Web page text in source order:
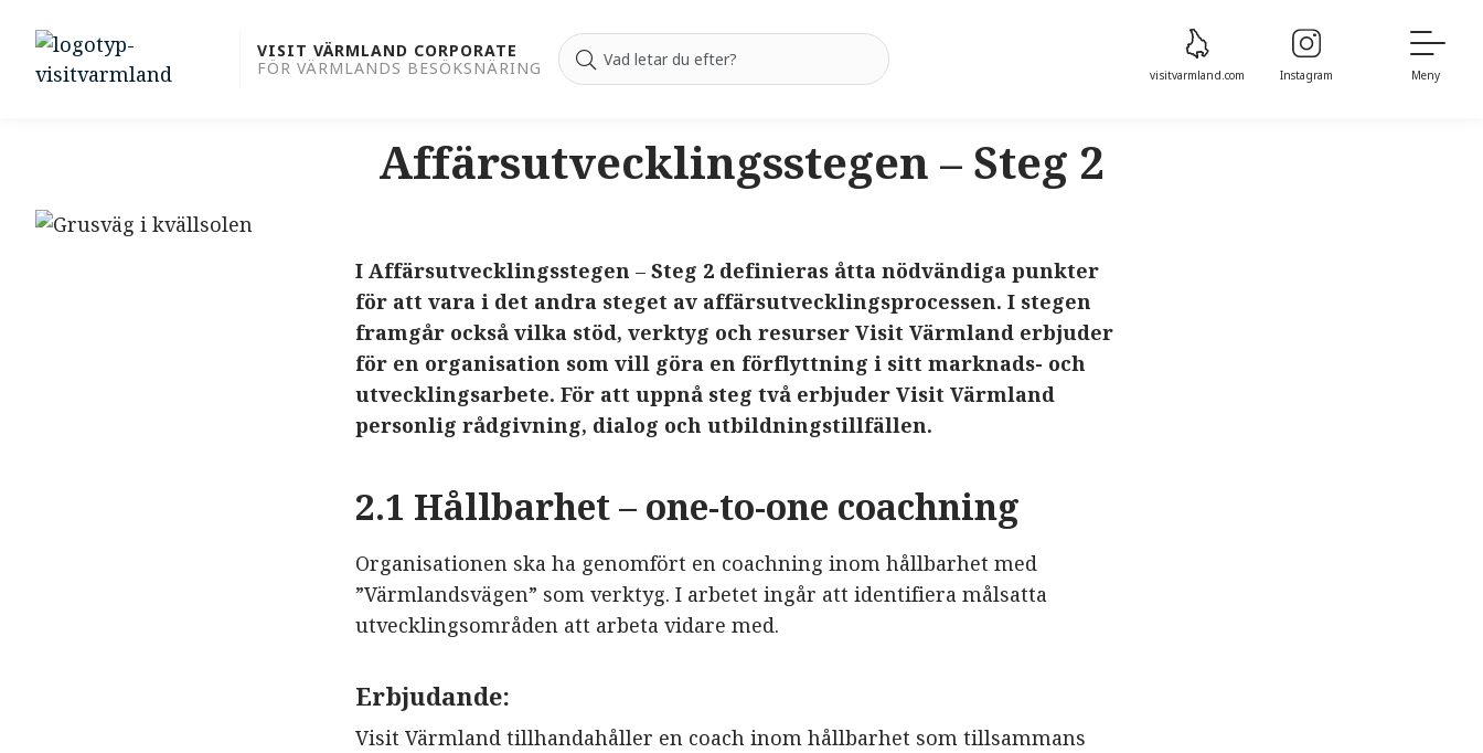
content
VISIT VÄRMLAND CORPORATE
FÖR VÄRMLANDS BESÖKSNÄRING
visitvarmland.com Instagram Meny
Affärsutvecklingsstegen – Steg 2
I Affärsutvecklingsstegen – Steg 2 definieras åtta nödvändiga punkter
för att vara i det andra steget av affärsutvecklingsprocessen. I stegen
framgår också vilka stöd, verktyg och resurser Visit Värmland erbjuder
för en organisation som vill göra en förflyttning i sitt marknads- och
utvecklingsarbete. För att uppnå steg två erbjuder Visit Värmland
personlig rådgivning, dialog och utbildningstillfällen.
2.1 Hållbarhet – one-to-one coachning
Organisationen ska ha genomfört en coachning inom hållbarhet med
”Värmlandsvägen” som verktyg. I arbetet ingår att identifiera målsatta
utvecklingsområden att arbeta vidare med.
Erbjudande:
Visit Värmland tillhandahåller en coach inom hållbarhet som tillsammans